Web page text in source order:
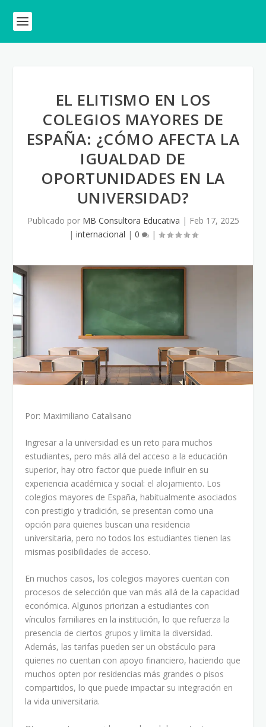
EL ELITISMO EN LOS
COLEGIOS MAYORES DE
ESPAÑA: ¿CÓMO AFECTA LA
IGUALDAD DE
OPORTUNIDADES EN LA
UNIVERSIDAD?
Publicado por MB Consultora Educativa | Feb 17, 2025
| internacional | 0 |
Por: Maximiliano Catalisano
Ingresar a la universidad es un reto para muchos
estudiantes, pero más allá del acceso a la educación
superior, hay otro factor que puede influir en su
experiencia académica y social: el alojamiento. Los
colegios mayores de España, habitualmente asociados
con prestigio y tradición, se presentan como una
opción para quienes buscan una residencia
universitaria, pero no todos los estudiantes tienen las
mismas posibilidades de acceso.
En muchos casos, los colegios mayores cuentan con
procesos de selección que van más allá de la capacidad
económica. Algunos priorizan a estudiantes con
vínculos familiares en la institución, lo que refuerza la
presencia de ciertos grupos y limita la diversidad.
Además, las tarifas pueden ser un obstáculo para
quienes no cuentan con apoyo financiero, haciendo que
muchos opten por residencias más grandes o pisos
compartidos, lo que puede impactar su integración en
la vida universitaria.